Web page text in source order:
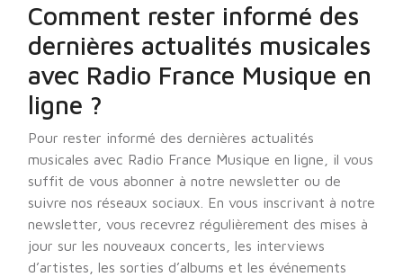
Comment rester informé des
dernières actualités musicales
avec Radio France Musique en
ligne ?
Pour rester informé des dernières actualités
musicales avec Radio France Musique en ligne, il vous
suffit de vous abonner à notre newsletter ou de
suivre nos réseaux sociaux. En vous inscrivant à notre
newsletter, vous recevrez régulièrement des mises à
jour sur les nouveaux concerts, les interviews
d’artistes, les sorties d’albums et les événements